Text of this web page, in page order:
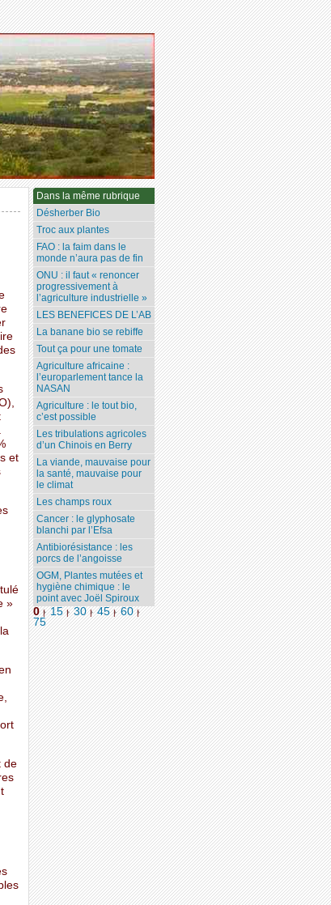
et
»
de
Dans la même rubrique
Désherber Bio
Troc aux plantes
FAO : la faim dans le
monde n’aura pas de fin
ONU : il faut « renoncer
progressivement à
l’agriculture industrielle »
LES BENEFICES DE L’AB
La banane bio se rebiffe
Tout ça pour une tomate
Agriculture africaine :
l’europarlement tance la
NASAN
Agriculture : le tout bio,
c’est possible
Les tribulations agricoles
d’un Chinois en Berry
La viande, mauvaise pour
la santé, mauvaise pour
le climat
Les champs roux
Cancer : le glyphosate
blanchi par l’Efsa
Antibiorésistance : les
porcs de l’angoisse
OGM, Plantes mutées et
hygiène chimique : le
point avec Joël Spiroux
0 | 15 | 30 | 45 | 60 |
75